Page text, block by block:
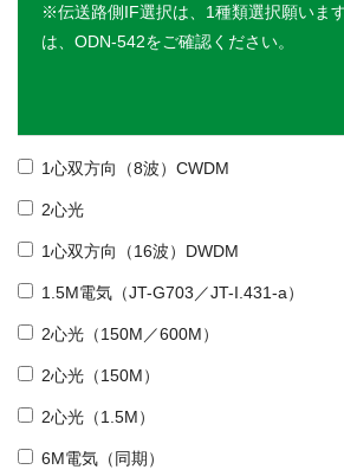
※伝送路側IF選択は、1種類選択願いま
は、ODN-542をご確認ください。
1心双方向（8波）CWDM
2心光
1心双方向（16波）DWDM
1.5M電気（JT-G703／JT-I.431-a）
2心光（150M／600M）
2心光（150M）
2心光（1.5M）
6M電気（同期）